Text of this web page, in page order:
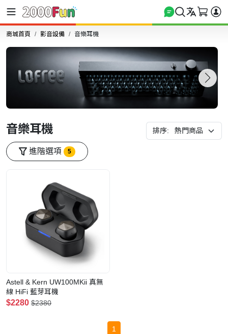
商城首頁 影音設備 音樂耳機
音樂耳機 排序:
進階選項 5
Astell & Kern UW100MKii 真無
線 HiFi 藍芽耳機
$2280 $2380
1